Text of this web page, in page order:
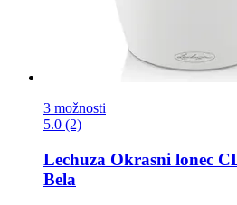
3 možnosti
5.0 (2)
Lechuza Okrasni lonec
Bela